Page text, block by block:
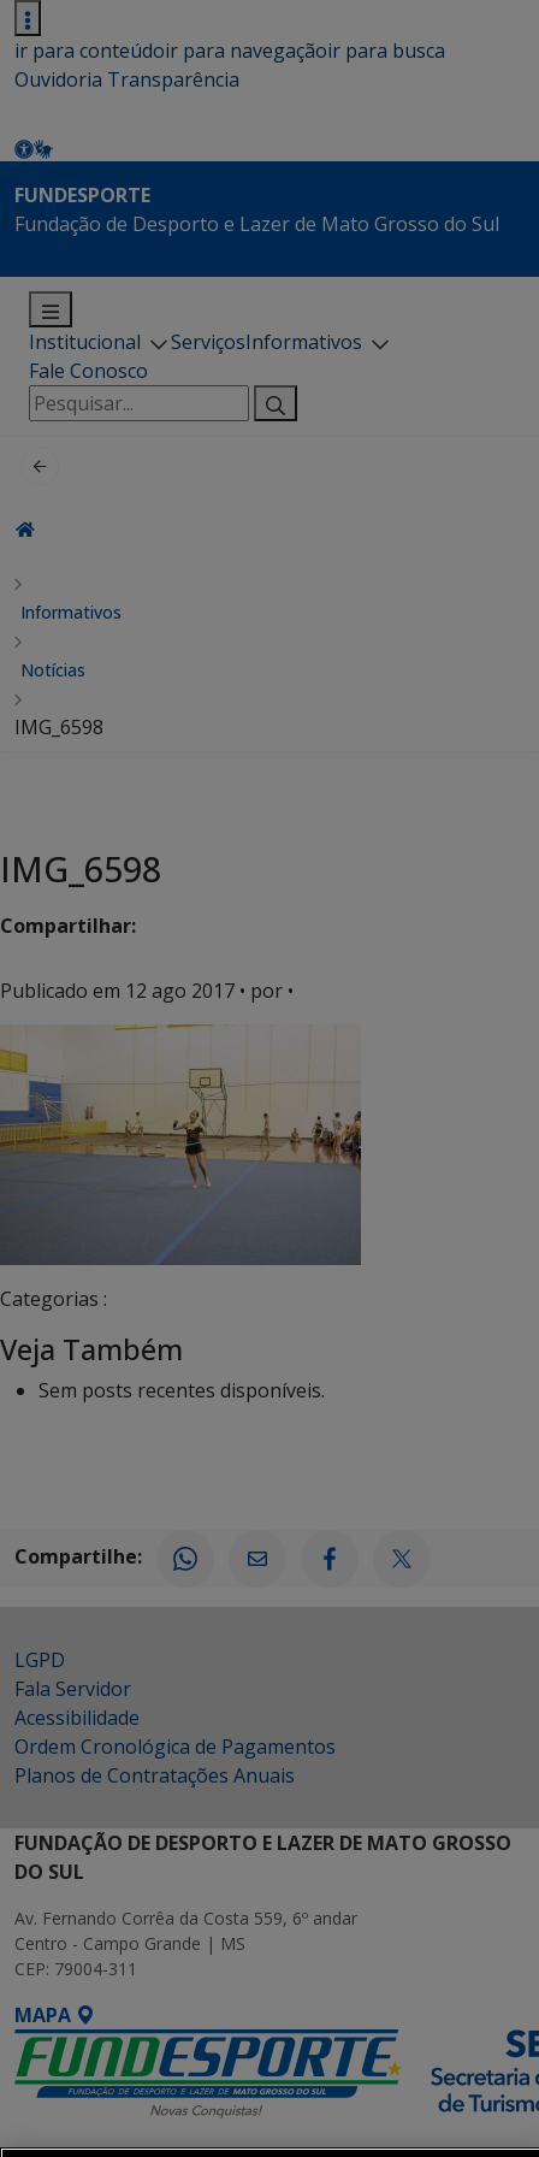
ir para conteúdoir para navegaçãoir para busca
Ouvidoria Transparência
FUNDESPORTE
Fundação de Desporto e Lazer de Mato Grosso do Sul
Institucional ServiçosInformativos
Fale Conosco
Pesquisar
por:
Informativos
Notícias
IMG_6598
IMG_6598
Compartilhar:
Publicado em 12 ago 2017 • por •
Categorias :
Veja Também
Sem posts recentes disponíveis.
Compartilhe:
LGPD
Fala Servidor
Acessibilidade
Ordem Cronológica de Pagamentos
Planos de Contratações Anuais
FUNDAÇÃO DE DESPORTO E LAZER DE MATO GROSSO
DO SUL
Av. Fernando Corrêa da Costa 559, 6º andar
Centro - Campo Grande | MS
CEP: 79004-311
MAPA